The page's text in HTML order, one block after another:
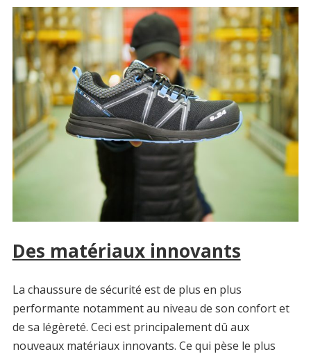
Des matériaux innovants
La chaussure de sécurité est de plus en plus
performante notamment au niveau de son confort et
de sa légèreté. Ceci est principalement dû aux
nouveaux matériaux innovants. Ce qui pèse le plus